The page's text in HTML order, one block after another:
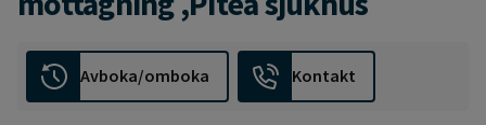
Avboka/omboka Kontakt